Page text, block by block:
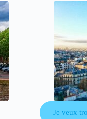
Je veux